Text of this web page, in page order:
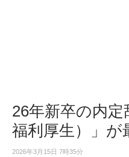
26年新卒の内定
福利厚生）」が
2026年3月15日 7時35分